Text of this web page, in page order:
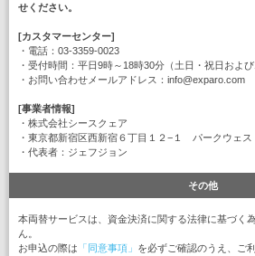
せください。
[カスタマーセンター]
・電話：03-3359-0023
・受付時間：平日9時～18時30分（土日・祝日および
・お問い合わせメールアドレス：info@exparo.com
[事業者情報]
・株式会社シースクェア
・東京都新宿区西新宿６丁目１２−１ パークウェス
・代表者：ジェフジョン
その他
本両替サービスは、資金決済に関する法律に基づく
ん。
お申込の際は 「同意事項」 を必ずご確認のうえ、ご